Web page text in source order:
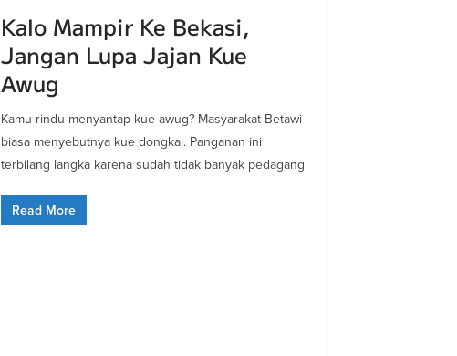
Kalo Mampir Ke Bekasi,
Jangan Lupa Jajan Kue
Awug
Kamu rindu menyantap kue awug? Masyarakat Betawi
biasa menyebutnya kue dongkal. Panganan ini
terbilang langka karena sudah tidak banyak pedagang
Read More